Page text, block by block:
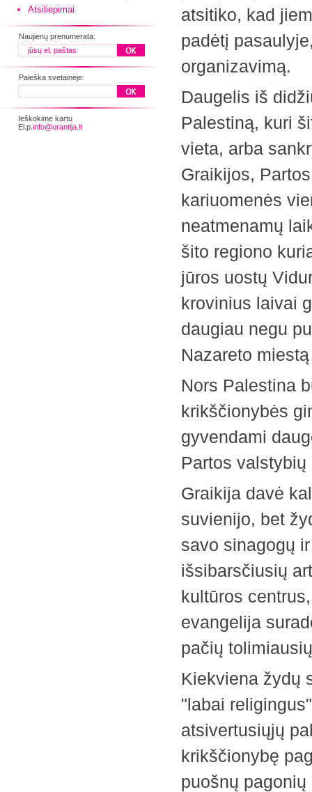
Atsiliepimai
Naujienų prenumerata:
Paieška svetainėje:
Ieškokime kartu
El.p. info@urantija.lt
atsitiko, kad
padėtį
organizavimą.
Daugelis iš
Palestiną, kuri
vieta, arba
Graikijos,
kariuomenės
neatmenamų
šito regiono
jūros uostų
krovinius laivai
daugiau negu
Nazareto
Nors Palestina
krikščionybės
gyvendami
Partos
Graikija davė
suvienijo, bet
savo sinagogų
išsibarsčiusių
kultūros
evangelija
pačių
Kiekviena žydų
"labai
atsivertusiųjų
krikščionybę
puošnų